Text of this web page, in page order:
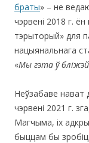
браты» – не
чэрвені 2018 г. ён
тэрыторый» для
нацыянальнага
«Мы гэта ў
Неўзабаве нават
чэрвені 2021 г.
Магчыма, іх
быццам бы